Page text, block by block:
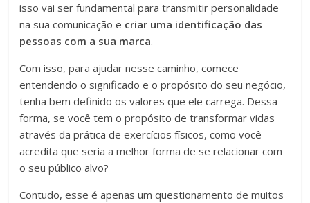
isso vai ser fundamental para transmitir personalidade
na sua comunicação e criar uma identificação das
pessoas com a sua marca.
Com isso, para ajudar nesse caminho, comece
entendendo o significado e o propósito do seu negócio,
tenha bem definido os valores que ele carrega. Dessa
forma, se você tem o propósito de transformar vidas
através da prática de exercícios físicos, como você
acredita que seria a melhor forma de se relacionar com
o seu público alvo?
Contudo, esse é apenas um questionamento de muitos